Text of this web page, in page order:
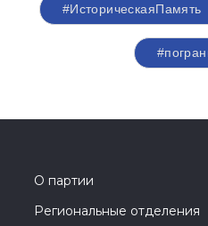
#ИсторическаяПамять
О партии
Региональные отделения